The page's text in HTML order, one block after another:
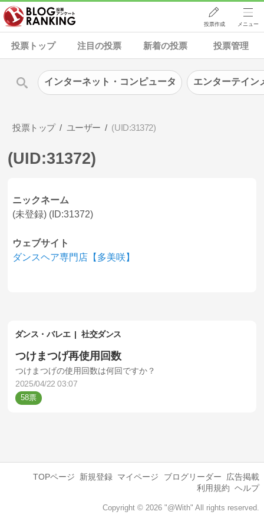
投票作成 メニュー
投票トップ 注目の投票 新着の投票 投票管理
投票トップ ユーザー (UID:31372)
(UID:31372)
ニックネーム
(未登録) (ID:31372)
ウェブサイト
ダンスヘア専門店【多美咲】
ダンス・バレエ 社交ダンス
つけまつげ再使用回数
つけまつげの使用回数は何回ですか？
2025/04/22 03:07
58
インターネット・コンピュータ エンターテイン
TOPページ 新規登録 マイページ ブログリーダー
広告掲載
利用規約 ヘルプ
Copyright © 2026 "@With" All rights reserved.